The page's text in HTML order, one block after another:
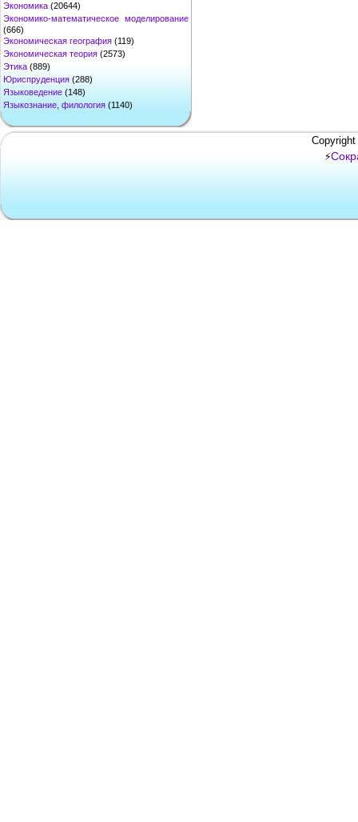
Экономика (20644)
Экономико-математическое моделирование
(666)
Экономическая география (119)
Экономическая теория (2573)
Этика (889)
Юриспруденция (288)
Языковедение (148)
Языкознание, филология (1140)
⚡